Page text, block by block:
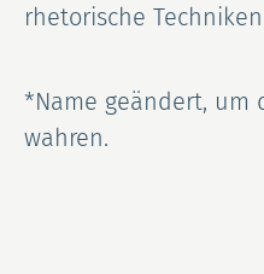
rhetorische Techniken
*Name geändert, um
wahren.